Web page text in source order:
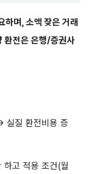
하며, 소액 잦은 거래
환전은 은행/증권사
실질 환전비용 증
하고 적용 조건(월